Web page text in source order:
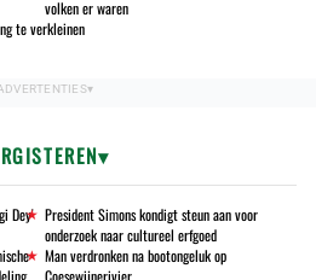
volken er waren
te verkleinen
Dey' President Simons kondigt steun aan voor
onderzoek naar cultureel erfgoed
Man verdronken na bootongeluk op
Coesewijnerivier